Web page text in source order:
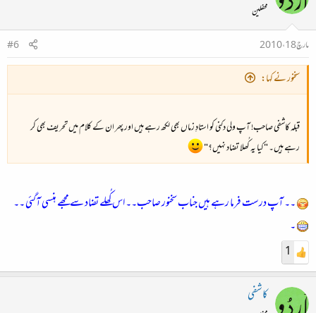
محفلین
مارچ 18، 2010
#6
سخنور نے کہا:
قبلہ کاشفی صاحب! آپ ولی دکنی کو استادِ زماں بھی لکھ رہے ہیں اور پھر ان کے کلام میں تحریف بھی کر
رہے ہیں۔ "کیا یہ کُھلا تضاد نہیں؟"
۔۔ آپ درست فرما رہے ہیں جناب سخنور صاحب۔۔ اس کُھلے تضاد سے مجھے ہنسی آگئی ۔۔
۔
1
کاشفی